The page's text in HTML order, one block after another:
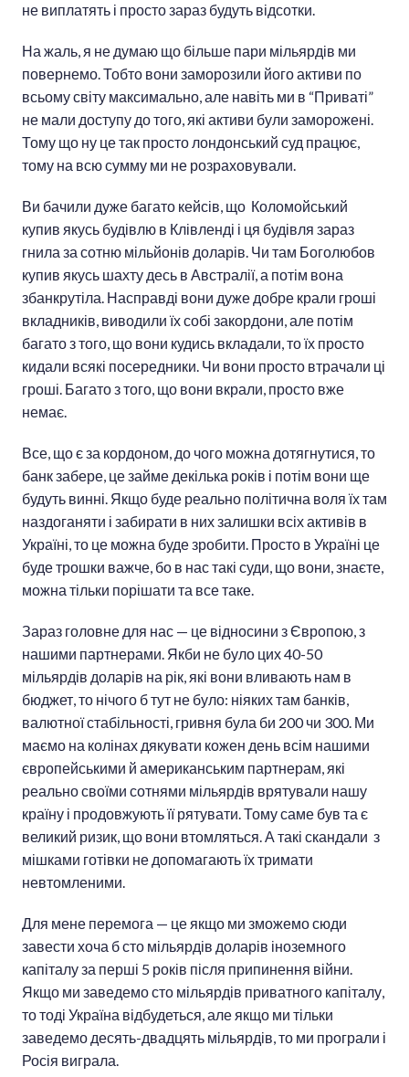
не виплатять і просто зараз будуть відсотки.
На жаль, я не думаю що більше пари мільярдів ми
повернемо. Тобто вони заморозили його активи по
всьому світу максимально, але навіть ми в “Приваті”
не мали доступу до того, які активи були заморожені.
Тому що ну це так просто лондонський суд працює,
тому на всю сумму ми не розраховували.
Ви бачили дуже багато кейсів, що Коломойський
купив якусь будівлю в Клівленді і ця будівля зараз
гнила за сотню мільйонів доларів. Чи там Боголюбов
купив якусь шахту десь в Австралії, а потім вона
збанкрутіла. Насправді вони дуже добре крали гроші
вкладників, виводили їх собі закордони, але потім
багато з того, що вони кудись вкладали, то їх просто
кидали всякі посередники. Чи вони просто втрачали ці
гроші. Багато з того, що вони вкрали, просто вже
немає.
Все, що є за кордоном, до чого можна дотягнутися, то
банк забере, це займе декілька років і потім вони ще
будуть винні. Якщо буде реально політична воля їх там
наздоганяти і забирати в них залишки всіх активів в
Україні, то це можна буде зробити. Просто в Україні це
буде трошки важче, бо в нас такі суди, що вони, знаєте,
можна тільки порішати та все таке.
Зараз головне для нас — це відносини з Європою, з
нашими партнерами. Якби не було цих 40-50
мільярдів доларів на рік, які вони вливають нам в
бюджет, то нічого б тут не було: ніяких там банків,
валютної стабільності, гривня була би 200 чи 300. Ми
маємо на колінах дякувати кожен день всім нашими
європейськими й американським партнерам, які
реально своїми сотнями мільярдів врятували нашу
країну і продовжують її рятувати. Тому саме був та є
великий ризик, що вони втомляться. А такі скандали з
мішками готівки не допомагають їх тримати
невтомленими.
Для мене перемога — це якщо ми зможемо сюди
завести хоча б сто мільярдів доларів іноземного
капіталу за перші 5 років після припинення війни.
Якщо ми заведемо сто мільярдів приватного капіталу,
то тоді Україна відбудеться, але якщо ми тільки
заведемо десять-двадцять мільярдів, то ми програли і
Росія виграла.